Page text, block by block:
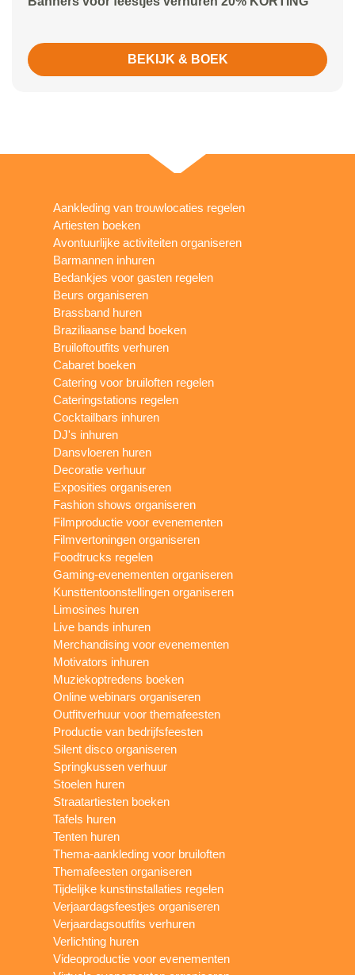
BEKIJK & BOEK
Aankleding van trouwlocaties regelen
Artiesten boeken
Avontuurlijke activiteiten organiseren
Barmannen inhuren
Bedankjes voor gasten regelen
Beurs organiseren
Brassband huren
Braziliaanse band boeken
Bruiloftoutfits verhuren
Cabaret boeken
Catering voor bruiloften regelen
Cateringstations regelen
Cocktailbars inhuren
DJ's inhuren
Dansvloeren huren
Decoratie verhuur
Exposities organiseren
Fashion shows organiseren
Filmproductie voor evenementen
Filmvertoningen organiseren
Foodtrucks regelen
Gaming-evenementen organiseren
Kunsttentoonstellingen organiseren
Limosines huren
Live bands inhuren
Merchandising voor evenementen
Motivators inhuren
Muziekoptredens boeken
Online webinars organiseren
Outfitverhuur voor themafeesten
Productie van bedrijfsfeesten
Silent disco organiseren
Springkussen verhuur
Stoelen huren
Straatartiesten boeken
Tafels huren
Tenten huren
Thema-aankleding voor bruiloften
Themafeesten organiseren
Tijdelijke kunstinstallaties regelen
Verjaardagsfeestjes organiseren
Verjaardagsoutfits verhuren
Verlichting huren
Videoproductie voor evenementen